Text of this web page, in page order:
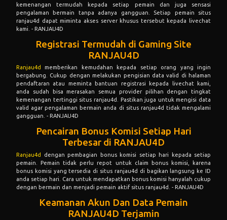
kemenangan termudah kepada setiap pemain dan juga sensasi
pengalaman bermain tanpa adanya gangguan. Setiap pemain situs
ranjau4d dapat miminta akses server khusus tersebut kepada livechat
kami. - RANJAU4D
Registrasi Termudah di Gaming Site
RANJAU4D
Ranjau4d
memberikan kemudahan kepada setiap orang yang ingin
bergabung. Cukup dengan melakukan pengisian data valid di halaman
pendaftaran atau meminta bantuan registrasi kepada livechat kami,
anda sudah bisa merasakan semua provider pilihan dengan tingkat
kemenangan tertinggi situs ranjau4d. Pastikan juga untuk mengisi data
valid agar pengalaman bermain anda di situs ranjau4d tidak mengalami
gangguan. - RANJAU4D
Pencairan Bonus Komisi Setiap Hari
Terbesar di RANJAU4D
Ranjau4d dengan pembagian bonus komisi setiap hari kepada setiap
pemain. Pemain tidak perlu repot untuk claim bonus komisi, karena
bonus komisi yang tersedia di situs ranjau4d di bagikan langsung ke ID
anda setiap hari. Cara untuk mendapatkan bonus komisi hanyalah cukup
dengan bermain dan menjadi pemain aktif situs ranjau4d. - RANJAU4D
Keamanan Akun Dan Data Pemain
RANJAU4D Terjamin